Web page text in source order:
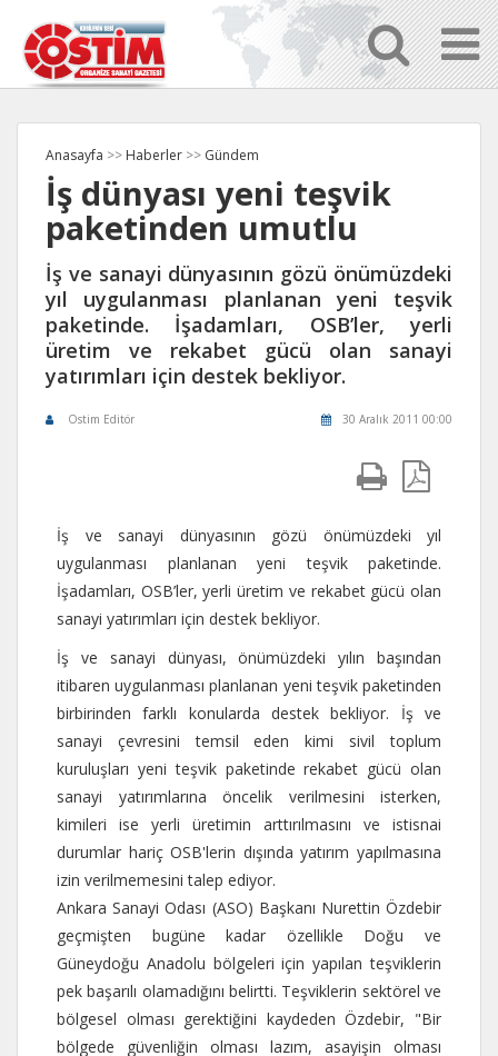
Anasayfa >> Haberler >> Gündem
İş dünyası yeni teşvik
paketinden umutlu
İş ve sanayi dünyasının gözü önümüzdeki
yıl uygulanması planlanan yeni teşvik
paketinde. İşadamları, OSB’ler, yerli
üretim ve rekabet gücü olan sanayi
yatırımları için destek bekliyor.
Ostim Editör 30 Aralık 2011 00:00
İş ve sanayi dünyasının gözü önümüzdeki yıl
uygulanması planlanan yeni teşvik paketinde.
İşadamları, OSB’ler, yerli üretim ve rekabet gücü olan
sanayi yatırımları için destek bekliyor.
İş ve sanayi dünyası, önümüzdeki yılın başından
itibaren uygulanması planlanan yeni teşvik paketinden
birbirinden farklı konularda destek bekliyor. İş ve
sanayi çevresini temsil eden kimi sivil toplum
kuruluşları yeni teşvik paketinde rekabet gücü olan
sanayi yatırımlarına öncelik verilmesini isterken,
kimileri ise yerli üretimin arttırılmasını ve istisnai
durumlar hariç OSB'lerin dışında yatırım yapılmasına
izin verilmemesini talep ediyor.
Ankara Sanayi Odası (ASO) Başkanı Nurettin Özdebir
geçmişten bugüne kadar özellikle Doğu ve
Güneydoğu Anadolu bölgeleri için yapılan teşviklerin
pek başarılı olamadığını belirtti. Teşviklerin sektörel ve
bölgesel olması gerektiğini kaydeden Özdebir, "Bir
bölgede güvenliğin olması lazım, asayişin olması